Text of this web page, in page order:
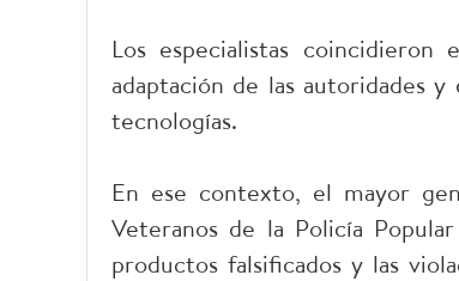
Los especialistas
adaptación de las autoridades
tecnologías.
En ese contexto, el mayor
Veteranos de la Policía
productos falsificados y las